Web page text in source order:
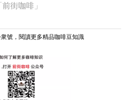
街咖啡」
號，閱讀更多精品咖啡豆知識